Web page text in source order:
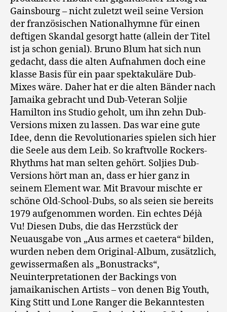
Gainsbourg – nicht zuletzt weil seine Version
der französischen Nationalhymne für einen
deftigen Skandal gesorgt hatte (allein der Titel
ist ja schon genial). Bruno Blum hat sich nun
gedacht, dass die alten Aufnahmen doch eine
klasse Basis für ein paar spektakuläre Dub-
Mixes wäre. Daher hat er die alten Bänder nach
Jamaika gebracht und Dub-Veteran Soljie
Hamilton ins Studio geholt, um ihn zehn Dub-
Versions mixen zu lassen. Das war eine gute
Idee, denn die Revolutionaries spielen sich hier
die Seele aus dem Leib. So kraftvolle Rockers-
Rhythms hat man selten gehört. Soljies Dub-
Versions hört man an, dass er hier ganz in
seinem Element war. Mit Bravour mischte er
schöne Old-School-Dubs, so als seien sie bereits
1979 aufgenommen worden. Ein echtes Déjà
Vu! Diesen Dubs, die das Herzstück der
Neuausgabe von „Aus armes et caetera“ bilden,
wurden neben dem Original-Album, zusätzlich,
gewissermaßen als „Bonustracks“,
Neuinterpretationen der Backings von
jamaikanischen Artists – von denen Big Youth,
King Stitt und Lone Ranger die Bekanntesten